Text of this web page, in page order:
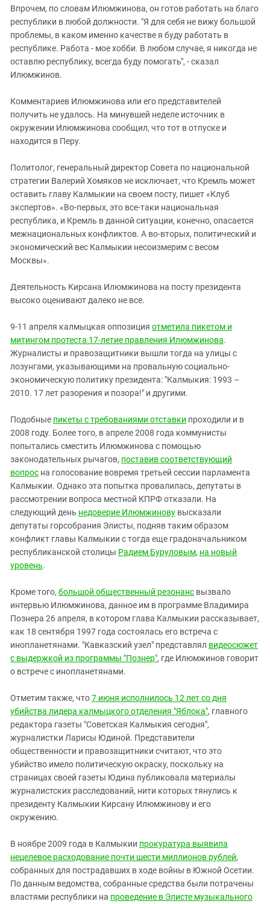
Впрочем, по словам Илюмжинова, он готов работать на благо
республики в любой должности. "Я для себя не вижу большой
проблемы, в каком именно качестве я буду работать в
республике. Работа - мое хобби. В любом случае, я никогда не
оставлю республику, всегда буду помогать", - сказал
Илюмжинов.
Комментариев Илюмжинова или его представителей
получить не удалось. На минувшей неделе источник в
окружении Илюмжинова сообщил, что тот в отпуске и
находится в Перу.
Политолог, генеральный директор Совета по национальной
стратегии Валерий Хомяков не исключает, что Кремль может
оставить главу Калмыкии на своем посту, пишет «Клуб
экспертов». «Во-первых, это все-таки национальная
республика, и Кремль в данной ситуации, конечно, опасается
межнациональных конфликтов. А во-вторых, политический и
экономический вес Калмыкии несоизмерим с весом
Москвы».
Деятельность Кирсана Илюмжинова на посту президента
высоко оценивают далеко не все.
9-11 апреля калмыцкая оппозиция отметила пикетом и
митингом протеста 17-летие правления Илюмжинова.
Журналисты и правозащитники вышли тогда на улицы с
лозунгами, указывающими на провальную социально-
экономическую политику президента: "Калмыкия: 1993 –
2010. 17 лет разорения и позора!" и другими.
Подобные пикеты с требованиями отставки проходили и в
2008 году. Более того, в апреле 2008 года коммунисты
попытались сместить Илюмжинова с помощью
законодательных рычагов, поставив соответствующий
вопрос на голосование вовремя третьей сессии парламента
Калмыкии. Однако эта попытка провалилась, депутаты в
рассмотрении вопроса местной КПРФ отказали. На
следующий день недоверие Илюмжинову высказали
депутаты горсобрания Элисты, подняв таким образом
конфликт главы Калмыкии с тогда еще градоначальником
республиканской столицы Радием Буруловым, на новый
уровень.
Кроме того, большой общественный резонанс вызвало
интервью Илюмжинова, данное им в программе Владимира
Познера 26 апреля, в котором глава Калмыкии рассказывает,
как 18 сентября 1997 года состоялась его встреча с
инопланетянами. "Кавказский узел" представлял видеосюжет
с выдержкой из программы "Познер", где Илюмжинов говорит
о встрече с инопланетянами.
Отметим также, что7 июня исполнилось 12 лет со дня
убийства лидера калмыцкого отделения "Яблока", главного
редактора газеты "Советская Калмыкия сегодня",
журналистки Ларисы Юдиной. Представители
общественности и правозащитники считают, что это
убийство имело политическую окраску, поскольку на
страницах своей газеты Юдина публиковала материалы
журналистских расследований, нити которых тянулись к
президенту Калмыкии Кирсану Илюмжинову и его
окружению.
В ноябре 2009 года в Калмыкии прокуратура выявила
нецелевое расходование почти шести миллионов рублей,
собранных для пострадавших в ходе войны в Южной Осетии.
По данным ведомства, собранные средства были потрачены
властями республики на проведение в Элисте музыкального